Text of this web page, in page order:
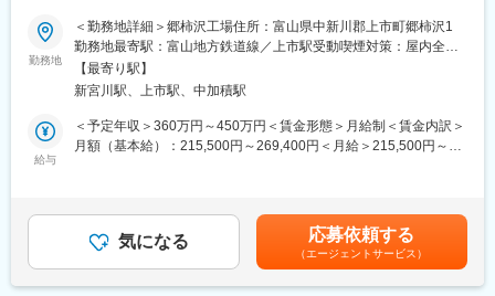
製造第1部は138名が在籍。
■福利厚生：
・通勤距離片道15km以上／高速道路利用により、片道15分以上の
道路を利用できます。
・高等教育（専門学校～大学院、職業訓練校等）を 卒業した方に
ることで奨学金返還額に係る所得税が非課税となるため、ご本人
が返済しその分を支給する方式に比べ税制的にも有利になりま
す。
・子供が小学校３年生まで時短勤務可能(労働時間を6h、6.5h、7h
医薬品工場のユーティリティ設備保守等の業務を行っていただき
ます。
■主な業務内容：
ボイラー運転管理、廃水処理施設運転管理、揚水管理、タンクロ
ーリー受入れ、廃液引き取り、LPG管理
※最初は日常点検が主な仕事になります。副主任がOJTで業務につ
■部署構成：
50代～60代の6名で上記業務を担っています。
勤務地
＜勤務地詳細＞郷柿沢工場住所：富山県中新川郡上市町郷柿沢1
勤務地最寄駅：富山地方鉄道線／上市駅受動喫煙対策：屋内全面
禁煙
【最寄り駅】
新宮川駅、上市駅、中加積駅
給与
＜予定年収＞360万円～450万円＜賃金形態＞月給制＜賃金内訳＞
月額（基本給）：215,500円～269,400円＜月給＞215,500円～
（2024年度実績）、4.7ヶ月（2025年度実績）賃金はあくまでも
目安の金額であり、選考を通じて上下する可能性があります。月
給(月額)は固定手当を含めた表記です。
気になる 応募依頼する
（エージェントサービス）